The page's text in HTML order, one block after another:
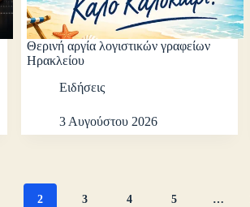
Θερινή αργία λογιστικών γραφείων
Ηρακλείου
Ειδήσεις
3 Αυγούστου 2026
2 3 4 5 …